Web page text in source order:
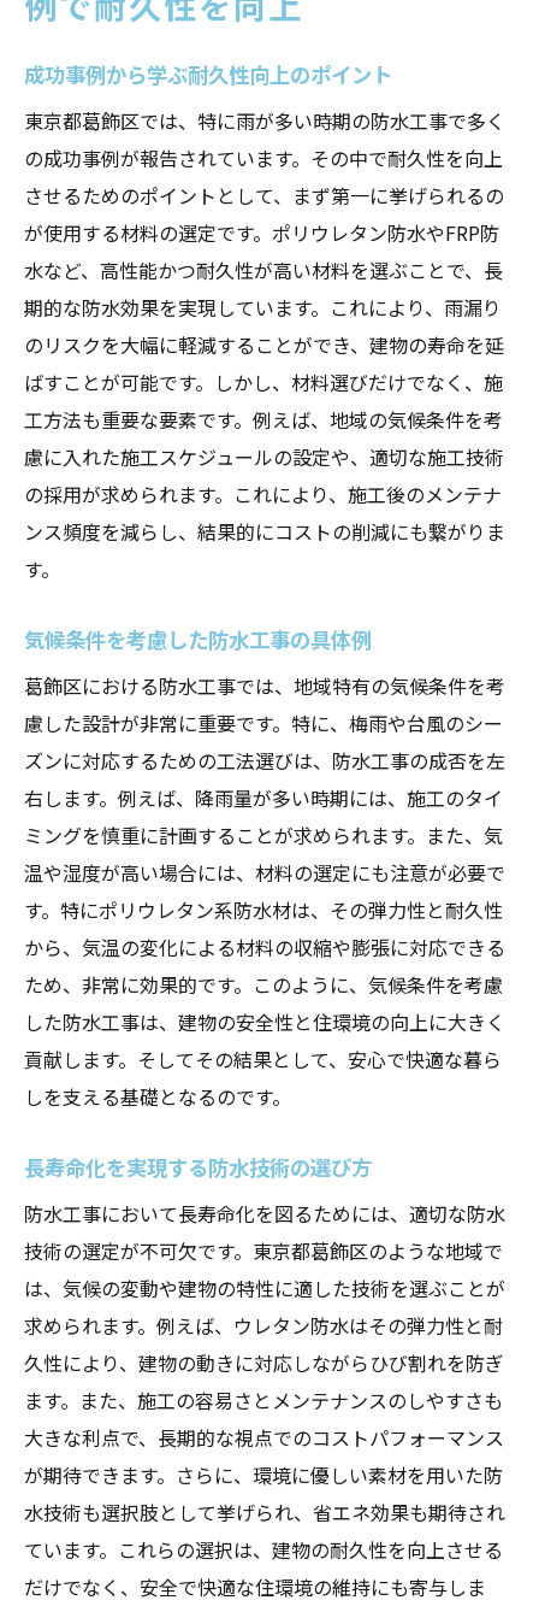
成功事例から学ぶ耐久性向上のポイント
東京都葛飾区では、特に雨が多い時期の防水工事で多く
の成功事例が報告されています。その中で耐久性を向上
させるためのポイントとして、まず第一に挙げられるの
が使用する材料の選定です。ポリウレタン防水やFRP防
水など、高性能かつ耐久性が高い材料を選ぶことで、長
期的な防水効果を実現しています。これにより、雨漏り
のリスクを大幅に軽減することができ、建物の寿命を延
ばすことが可能です。しかし、材料選びだけでなく、施
工方法も重要な要素です。例えば、地域の気候条件を考
慮に入れた施工スケジュールの設定や、適切な施工技術
の採用が求められます。これにより、施工後のメンテナ
ンス頻度を減らし、結果的にコストの削減にも繋がりま
す。
気候条件を考慮した防水工事の具体例
葛飾区における防水工事では、地域特有の気候条件を考
慮した設計が非常に重要です。特に、梅雨や台風のシー
ズンに対応するための工法選びは、防水工事の成否を左
右します。例えば、降雨量が多い時期には、施工のタイ
ミングを慎重に計画することが求められます。また、気
温や湿度が高い場合には、材料の選定にも注意が必要で
す。特にポリウレタン系防水材は、その弾力性と耐久性
から、気温の変化による材料の収縮や膨張に対応できる
ため、非常に効果的です。このように、気候条件を考慮
した防水工事は、建物の安全性と住環境の向上に大きく
貢献します。そしてその結果として、安心で快適な暮ら
しを支える基礎となるのです。
長寿命化を実現する防水技術の選び方
防水工事において長寿命化を図るためには、適切な防水
技術の選定が不可欠です。東京都葛飾区のような地域で
は、気候の変動や建物の特性に適した技術を選ぶことが
求められます。例えば、ウレタン防水はその弾力性と耐
久性により、建物の動きに対応しながらひび割れを防ぎ
ます。また、施工の容易さとメンテナンスのしやすさも
大きな利点で、長期的な視点でのコストパフォーマンス
が期待できます。さらに、環境に優しい素材を用いた防
水技術も選択肢として挙げられ、省エネ効果も期待され
ています。これらの選択は、建物の耐久性を向上させる
だけでなく、安全で快適な住環境の維持にも寄与しま